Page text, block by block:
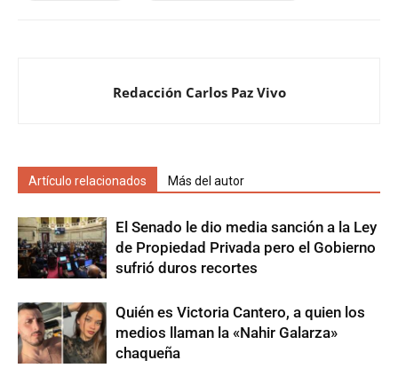
Redacción Carlos Paz Vivo
Artículo relacionados Más del autor
El Senado le dio media sanción a la Ley
de Propiedad Privada pero el Gobierno
sufrió duros recortes
Quién es Victoria Cantero, a quien los
medios llaman la «Nahir Galarza»
chaqueña